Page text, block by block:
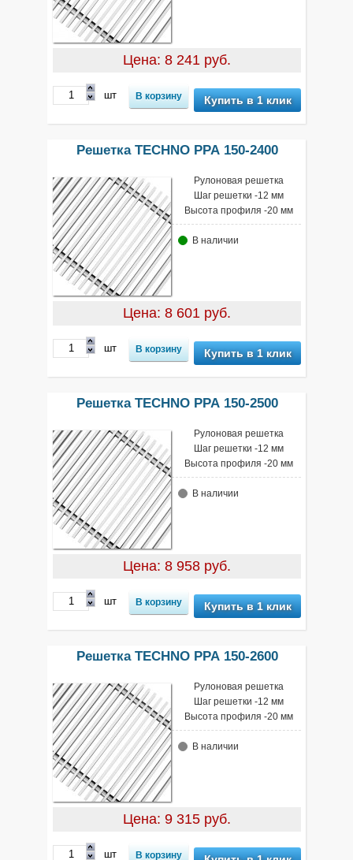
Цена: 8 241 руб.
шт Купить в 1 клик
Решетка TECHNO РРА 150-2400
Рулоновая решетка
Шаг решетки -12 мм
Высота профиля -20 мм
В наличии
Цена: 8 601 руб.
шт Купить в 1 клик
Решетка TECHNO РРА 150-2500
Рулоновая решетка
Шаг решетки -12 мм
Высота профиля -20 мм
В наличии
Цена: 8 958 руб.
шт Купить в 1 клик
Решетка TECHNO РРА 150-2600
Рулоновая решетка
Шаг решетки -12 мм
Высота профиля -20 мм
В наличии
Цена: 9 315 руб.
шт